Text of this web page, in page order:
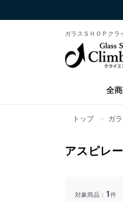
ガラスＳＨＯＰクラ
全
トップ ガ
アスピレ
対象商品： 1 件